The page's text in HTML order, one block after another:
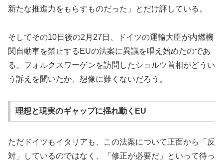
新たな推進力をもらすものだった」とだけ評している。
そしてその10日後の2月27日、ドイツの運輸大臣が内燃機
関自動車を禁止するEUの法案に異議を唱え始めたのであ
る。フォルクスワーゲンを訪問したショルツ首相がどうい
う訴えを聞いたか、想像に難くないだろう。
理想と現実のギャップに揺れ動くEU
ただドイツもイタリアも、この法案について正面から「反
対」しているのではなく、「修正が必要だ」といって待っ